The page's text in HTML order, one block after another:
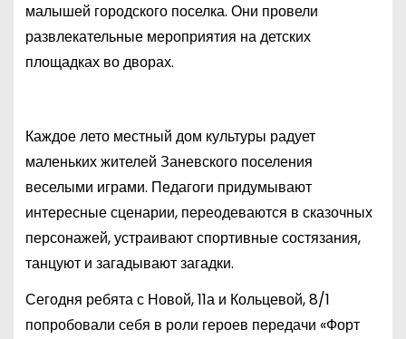
малышей городского поселка. Они провели
развлекательные мероприятия на детских
площадках во дворах.
Каждое лето местный дом культуры радует
маленьких жителей Заневского поселения
веселыми играми. Педагоги придумывают
интересные сценарии, переодеваются в сказочных
персонажей, устраивают спортивные состязания,
танцуют и загадывают загадки.
Сегодня ребята с Новой, 11а и Кольцевой, 8/1
попробовали себя в роли героев передачи «Форт